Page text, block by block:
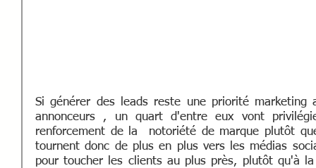
Si générer des leads reste une priorité marketing
annonceurs , un quart d'entre eux vont
renforcement de la  notoriété de marque plutôt
tournent donc de plus en plus vers les médias
pour toucher les clients au plus près, plutôt qu'à